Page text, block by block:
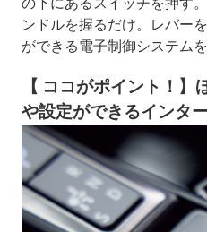
ンドルを握るだけ。レバー
ができる電子制御システムを
【 ココがポイント！
や設定ができるインタ